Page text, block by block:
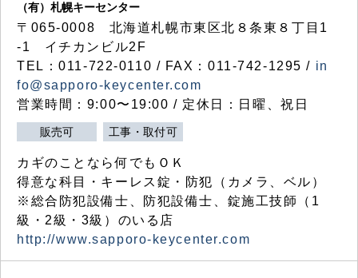
（有）札幌キーセンター
〒065-0008 北海道札幌市東区北８条東８丁目1
-1 イチカンビル2F
TEL：011-722-0110 / FAX：011-742-1295 / in
fo@sapporo-keycenter.com
営業時間：9:00〜19:00 / 定休日：日曜、祝日
販売可 工事・取付可
カギのことなら何でもＯＫ
得意な科目・キーレス錠・防犯（カメラ、ベル）
※総合防犯設備士、防犯設備士、錠施工技師（1
級・2級・3級）のいる店
http://www.sapporo-keycenter.com